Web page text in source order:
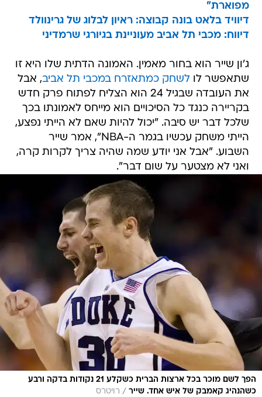
מפוארת"
דיוויד בלאט בונה קבוצה: ראיון לבלוג של גרינוולד
דיווח: מכבי תל אביב מעוניינת בגיורגי שרמדיני
ג'ון שייר הוא בחור מאמין. האמונה הדתית שלו היא זו
שתאפשר לולשחק כמתאזרח במכבי תל אביב, אבל
את העובדה שבגיל 24 הוא הצליח לפתוח פרק חדש
בקריירה כנגד כל הסיכויים הוא מייחס לאמונתו בכך
שלכל דבר יש סיבה. "יכול להיות שאם לא הייתי נפצע,
הייתי משחק עכשיו בגמר ה-NBA", אמר שייר
השבוע. "אבל אני יודע שמה שהיה צריך לקרות קרה,
ואני לא מצטער על שום דבר".
הפך לשם מוכר בכל ארצות הברית כשקלע 21 נקודות בדקה ורבע
כשהנהיג קאמבק של איש אחד. שייר / רויטרס